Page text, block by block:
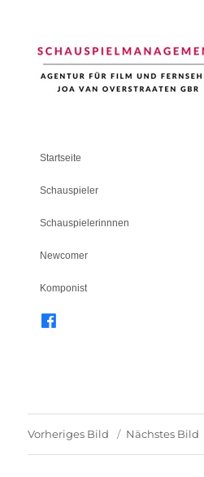
Startseite
Schauspieler
Schauspielerinnnen
Newcomer
Komponist
Vorheriges Bild Nächstes Bild